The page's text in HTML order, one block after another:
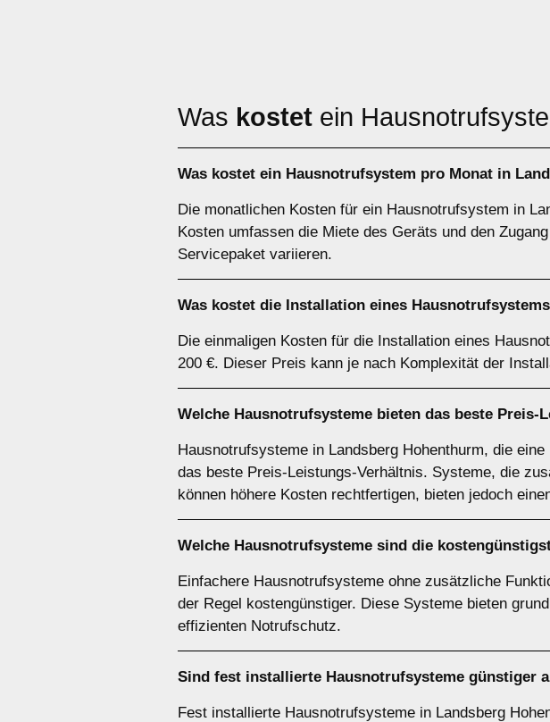
Was kostet ein
Was kostet ein Hausnotrufsystem pro Monat in
Die monatlichen Kosten für ein Hausnotrufsystem in
Kosten umfassen die Miete des Geräts und den
Servicepaket variieren.
Was kostet die Installation eines
Die einmaligen Kosten für die Installation eines
200 €. Dieser Preis kann je nach Komplexität der
Welche Hausnotrufsysteme bieten das beste
Hausnotrufsysteme in Landsberg Hohenthurm, die
das beste Preis-Leistungs-Verhältnis. Systeme, die
können höhere Kosten rechtfertigen, bieten jedoch
Welche Hausnotrufsysteme sind die
Einfachere Hausnotrufsysteme ohne zusätzliche
der Regel kostengünstiger. Diese Systeme bieten
effizienten Notrufschutz.
Sind fest installierte Hausnotrufsysteme günstiger
Fest installierte Hausnotrufsysteme in Landsberg